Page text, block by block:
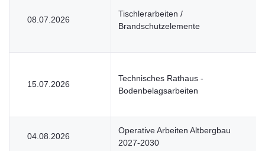
08.07.2026
Tischlerarbeiten /
Brandschutzelemente
15.07.2026
Technisches Rathaus -
Bodenbelagsarbeiten
04.08.2026
Operative Arbeiten Altbergbau
2027-2030